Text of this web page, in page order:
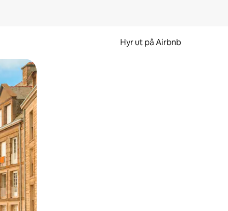
Hyr ut på Airbnb